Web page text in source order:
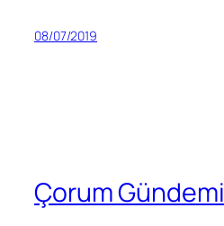
08/07/2019
Çorum Gündemi